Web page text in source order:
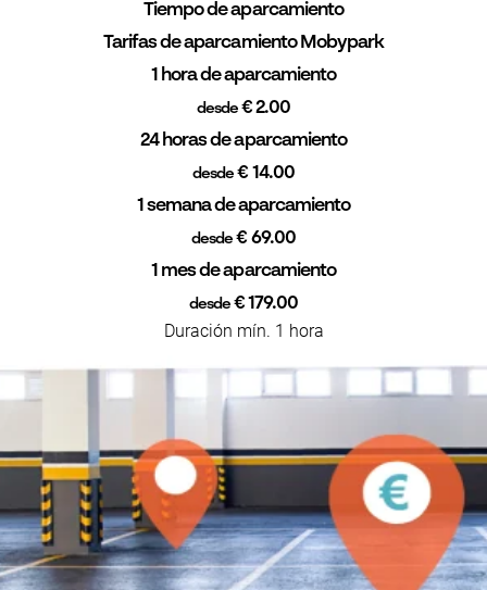
Tiempo de aparcamiento
Tarifas de aparcamiento Mobypark
1 hora de aparcamiento
desde€ 2.00
24 horas de aparcamiento
desde € 14.00
1 semana de aparcamiento
desde € 69.00
1 mes de aparcamiento
desde€ 179.00
Duración mín. 1 hora